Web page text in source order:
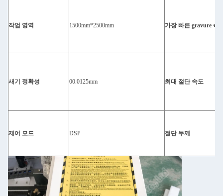
작업 영역 1500mm*2500mm 가장 빠른 gravure 속
새기 정확성 00.0125mm 최대 절단 속도
제어 모드 DSP 절단 두께